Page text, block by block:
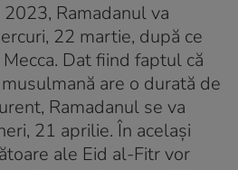
Ramadanul va
22 martie, după ce
Dat fiind faptul că
are o durată de
Ramadanul se va
21 aprilie. În același
ale Eid al-Fitr vor